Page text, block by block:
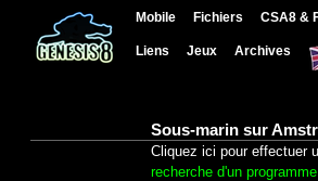
Mobile Fichiers CSA8 &
Liens Jeux Archives
Sous-marin sur
Cliquez ici pour effectuer
recherche d'un